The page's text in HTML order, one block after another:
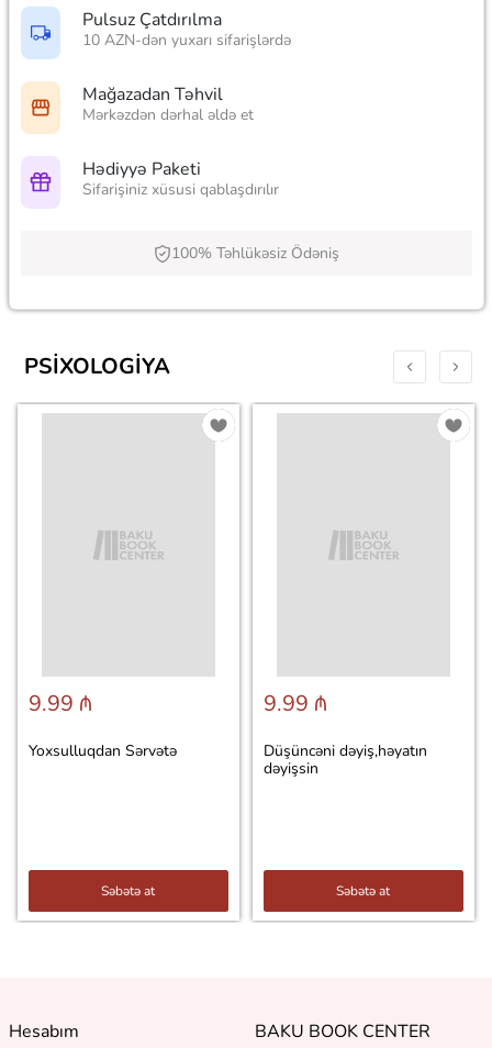
Pulsuz Çatdırılma
10 AZN-dən yuxarı sifarişlərdə
Mağazadan Təhvil
Mərkəzdən dərhal əldə et
Hədiyyə Paketi
Sifarişiniz xüsusi qablaşdırılır
100% Təhlükəsiz Ödəniş
PSIXOLOGIYA
9.99 ₼
Yoxsulluqdan Sərvətə
Səbətə at
9.99 ₼
Düşüncəni dəyiş,həyatın
dəyişsin
Səbətə at
Hesabım
BAKU BOOK CENTER